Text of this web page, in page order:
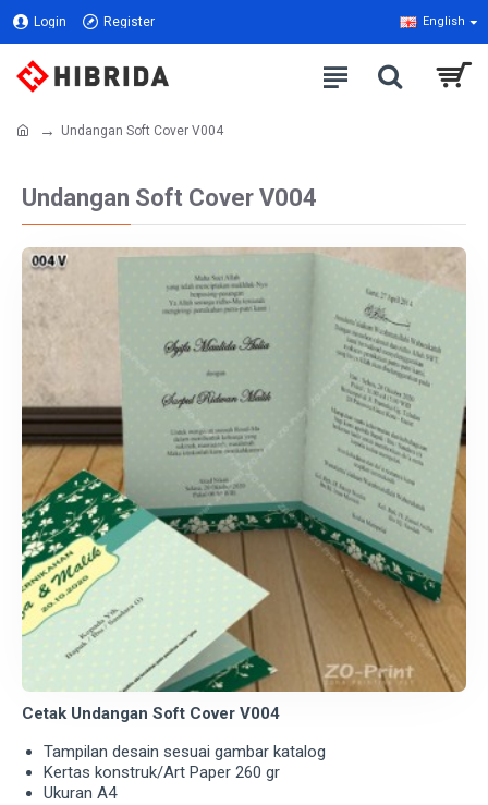
Login Register English
Undangan Soft Cover V004
Undangan Soft Cover V004
Cetak Undangan Soft Cover V004
Tampilan desain sesuai gambar katalog
Kertas konstruk/Art Paper 260 gr
Ukuran A4